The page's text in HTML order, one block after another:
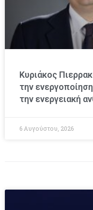
Κυριάκος
την
την ενεργειακή
6 Αυγούστου, 2026